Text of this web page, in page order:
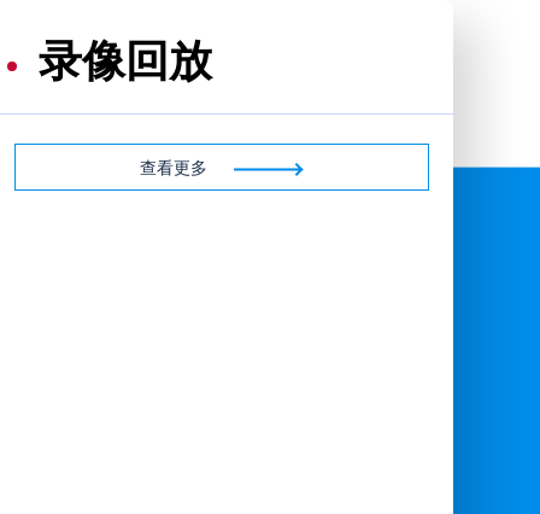
录像回放
查看更多